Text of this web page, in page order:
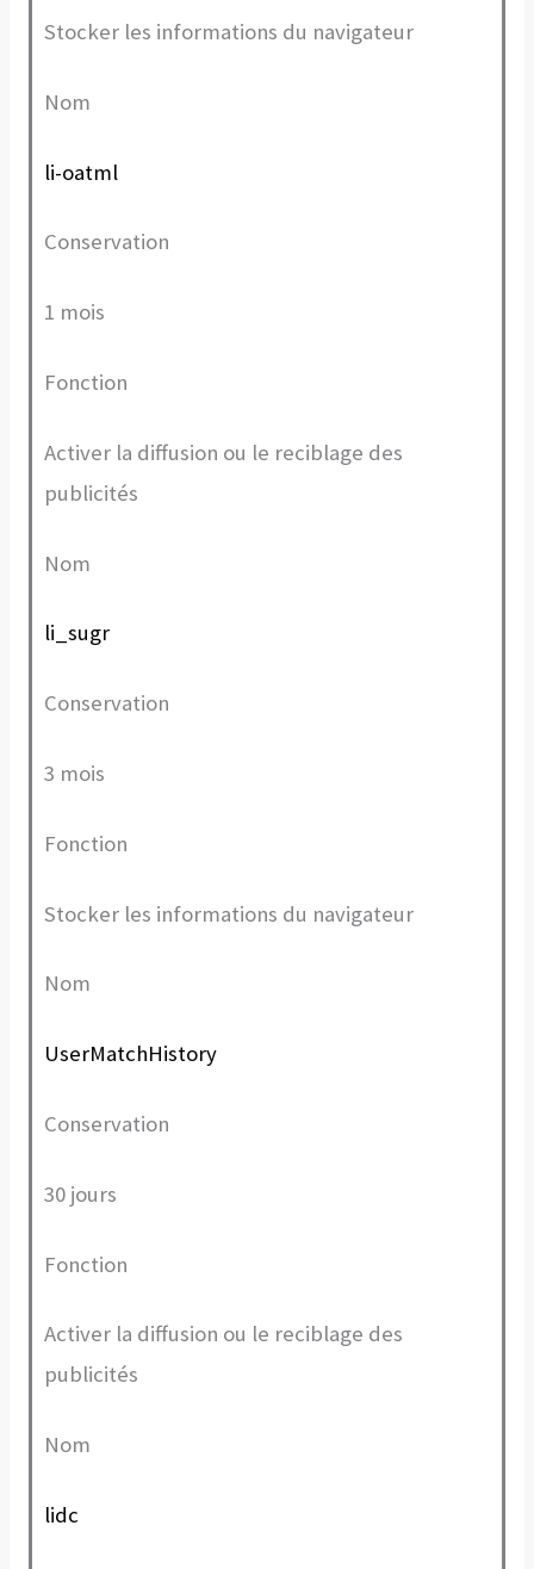
Stocker les informations du navigateur
Nom
li-oatml
Conservation
1 mois
Fonction
Activer la diffusion ou le reciblage des
publicités
Nom
li_sugr
Conservation
3 mois
Fonction
Stocker les informations du navigateur
Nom
UserMatchHistory
Conservation
30 jours
Fonction
Activer la diffusion ou le reciblage des
publicités
Nom
lidc